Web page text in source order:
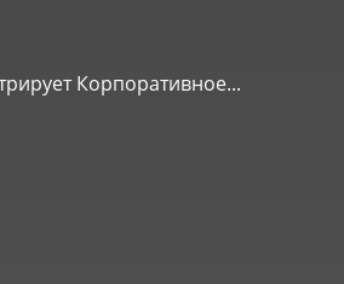
Корпоративное...